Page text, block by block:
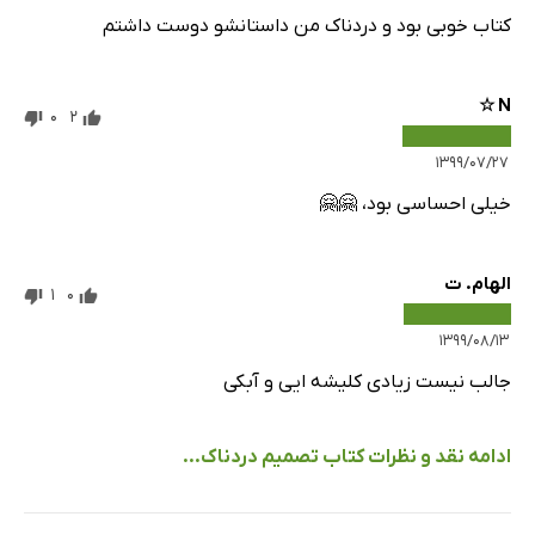
کتاب خوبی بود و دردناک من داستانشو دوست داشتم
N ☆
۱۳۹۹/۰۷/۲۷
2
0
خیلی احساسی بود، 🤗🤗
الهام. ت
۱۳۹۹/۰۸/۱۳
0
1
جالب نیست زیادی کلیشه ایی و آبکی
ادامه نقد و نظرات کتاب تصمیم دردناک...